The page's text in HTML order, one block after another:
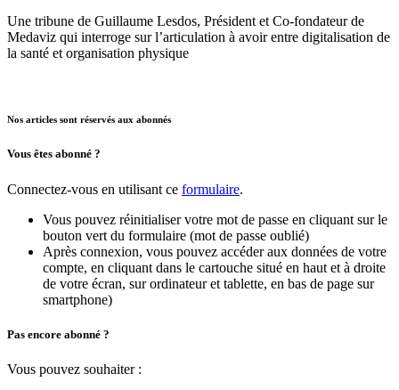
Une tribune de Guillaume Lesdos, Président et Co-fondateur de
Medaviz qui interroge sur l’articulation à avoir entre digitalisation de
la santé et organisation physique
Nos articles sont réservés aux abonnés
Vous êtes abonné ?
Connectez-vous en utilisant ce formulaire.
Vous pouvez réinitialiser votre mot de passe en cliquant sur le
bouton vert du formulaire (mot de passe oublié)
Après connexion, vous pouvez accéder aux données de votre
compte, en cliquant dans le cartouche situé en haut et à droite
de votre écran, sur ordinateur et tablette, en bas de page sur
smartphone)
Pas encore abonné ?
Vous pouvez souhaiter :